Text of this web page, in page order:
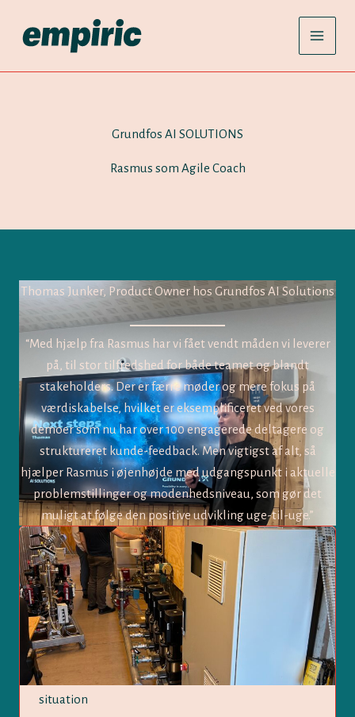
Grundfos AI SOLUTIONS
Rasmus som Agile Coach
Thomas Junker, Product Owner hos Grundfos AI Solutions
“Med hjælp fra Rasmus har vi fået vendt måden vi leverer
på, til stor tilfredshed for både teamet og blandt
stakeholders. Der er færre møder og mere fokus på
værdiskabelse, hvilket er eksemplificeret ved vores
demoer som nu har over 100 engagerede deltagere og
struktureret kunde-feedback. Men vigtigst af alt, så
hjælper Rasmus i øjenhøjde med udgangspunkt i aktuelle
problemstillinger og modenhedsniveau, som gør det
muligt at følge den positive udvikling uge-til-uge.”
situation